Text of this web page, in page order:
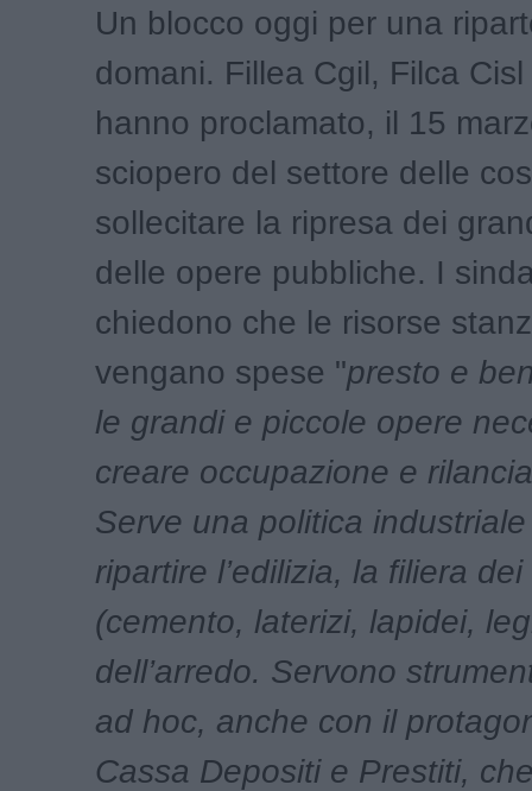
Un blocco oggi per una
domani. Fillea Cgil, Filca
hanno proclamato, il 15
sciopero del settore delle
sollecitare la ripresa dei
delle opere pubbliche. I
chiedono che le risorse
vengano spese "presto e
le grandi e piccole opere
creare occupazione e
Serve una politica
ripartire l’edilizia, la filiera
(cemento, laterizi, lapidei,
dell’arredo. Servono
ad hoc, anche con il
Cassa Depositi e Prestiti,